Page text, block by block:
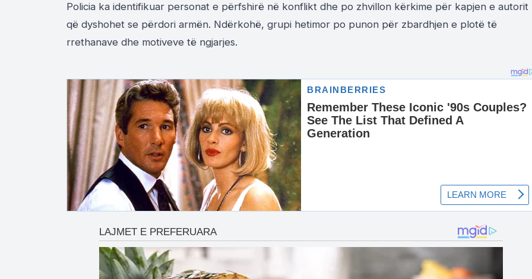
Policia ka identifikuar personat e përfshirë në konflikt dhe po zhvillon kërkime për kapjen e autorit
që dyshohet se përdori armën. Ndërkohë, grupi hetimor po punon për zbardhjen e plotë të
rrethanave dhe motiveve të ngjarjes.